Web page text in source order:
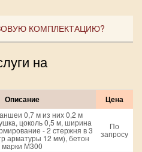
КОМПЛЕКТАЦИЮ?
на
Описание Цена
0,7 м из них 0,2 м
цоколь 0,5 м, ширина
- 2 стержня в 3
арматуры 12 мм), бетон
марки М300
По
запросу